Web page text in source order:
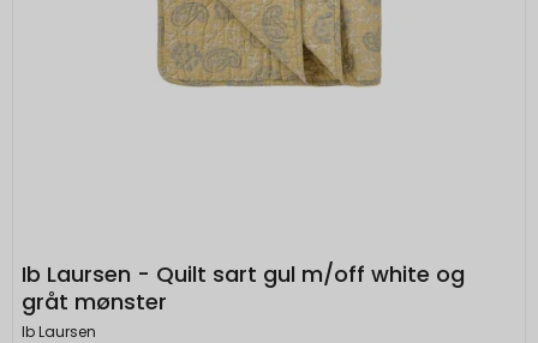
Ib Laursen - Quilt sart gul m/off white og
gråt mønster
Ib Laursen